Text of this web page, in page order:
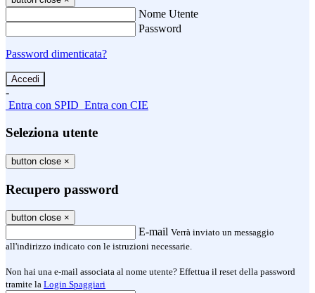
Nome Utente
Password
Password dimenticata?
-
Entra con SPID Entra con CIE
Seleziona utente
button close ×
Recupero password
button close ×
E-mail Verrà inviato un messaggio
all'indirizzo indicato con le istruzioni necessarie.
Non hai una e-mail associata al nome utente? Effettua il reset della password
tramite la Login Spaggiari